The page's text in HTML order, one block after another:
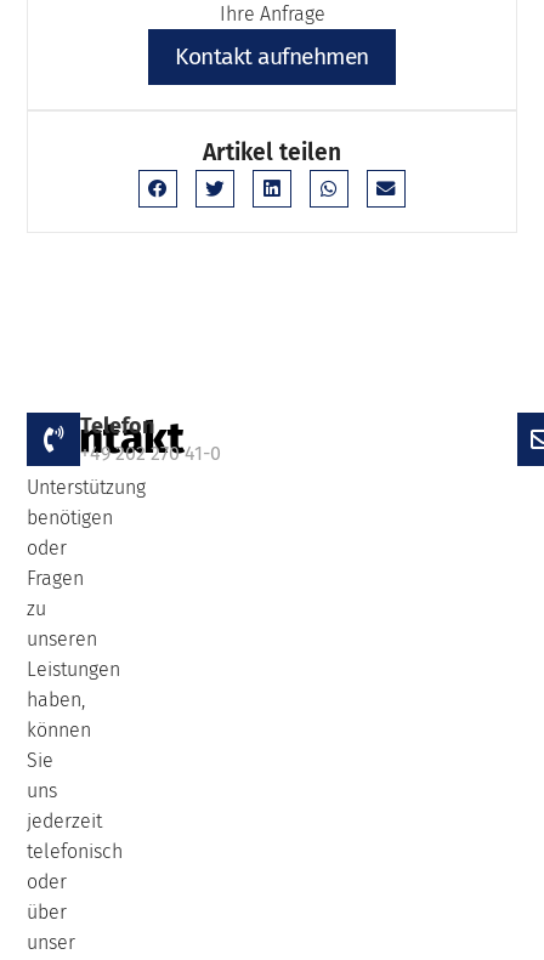
Ihre Anfrage
Kontakt aufnehmen
Artikel teilen
Kontakt
Falls
Sie
Unterstützung
benötigen
oder
Fragen
zu
unseren
Leistungen
haben,
können
Sie
uns
jederzeit
telefonisch
oder
über
unser
Telefon
+49 202 270 41-0